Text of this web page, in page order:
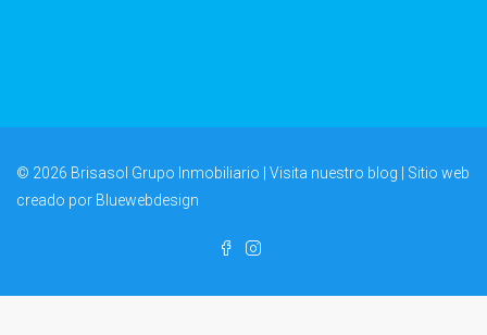
© 2026 Brisasol Grupo Inmobiliario | Visita nuestro blog | Sitio web
creado por Bluewebdesign